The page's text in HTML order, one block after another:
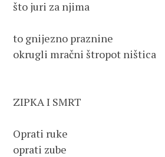
što juri za njima
to gnijezno praznine
okrugli mračni štropot ništica
ZIPKA I SMRT
Oprati ruke
oprati zube